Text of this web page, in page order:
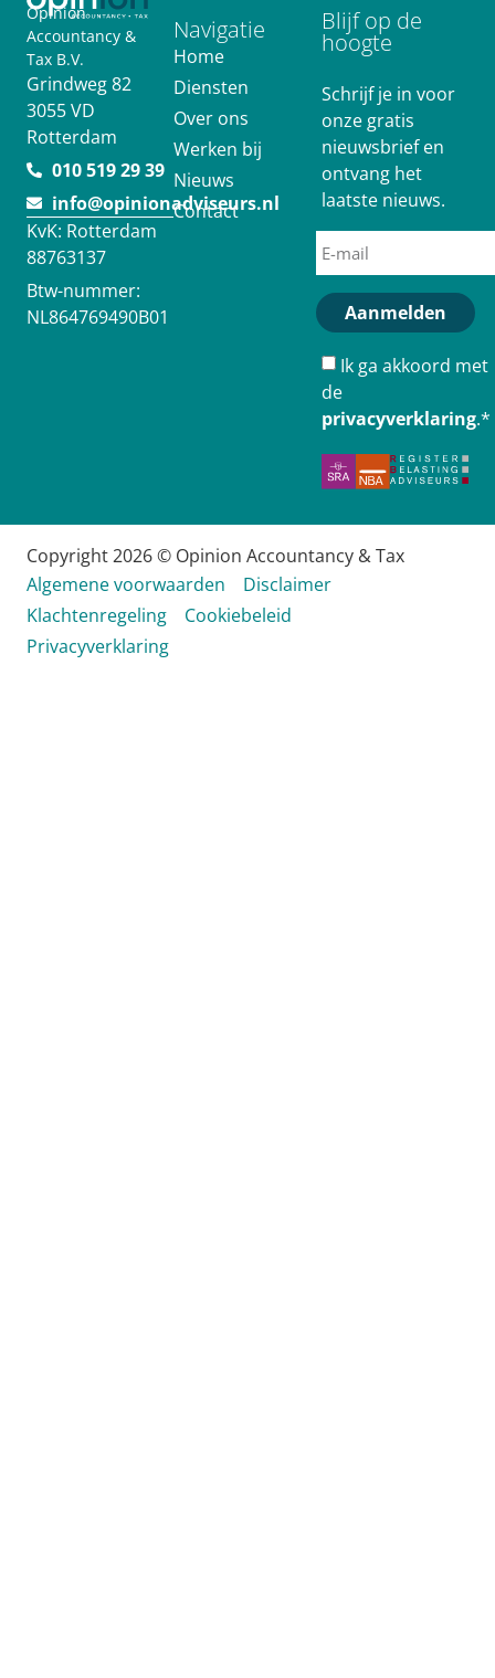
Opinion
Accountancy &
Tax B.V.
Grindweg 82
3055 VD
Rotterdam
010 519 29 39
info@opinionadviseurs.nl
KvK: Rotterdam
88763137
Btw-nummer:
NL864769490B01
Navigatie
Home
Diensten
Over ons
Werken bij
Nieuws
Contact
Blijf op de
hoogte
Schrijf je in voor
onze gratis
nieuwsbrief en
ontvang het
laatste nieuws.
Ik ga akkoord met
de
privacyverklaring.*
Aanmelden
Copyright 2026 © Opinion Accountancy & Tax
Algemene voorwaarden
Disclaimer
Klachtenregeling
Cookiebeleid
Privacyverklaring